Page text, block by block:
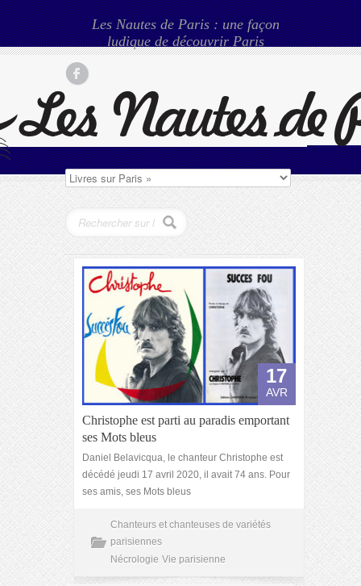
Les Nautes de Paris : une façon
ludique de découvrir Paris
17
AVR
Christophe est parti au paradis emportant
ses Mots bleus
Daniel Belavicqua, le chanteur Christophe est
décédé jeudi 17 avril 2020, il avait 74 ans. Pour
ses amis, ses Mots bleus
Chanteurs et chanteuses de variétés
parisiennes
Nécrologie Vie parisienne